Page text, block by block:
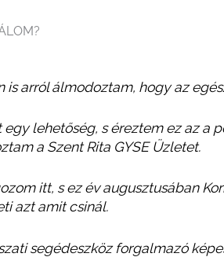
is arról álmodoztam, hogy az
egy lehetőség, s éreztem ez az
a Szent Rita GYSE Üzletet.
itt, s ez év augusztusában
azt amit csinál.
segédeszköz forgalmazó